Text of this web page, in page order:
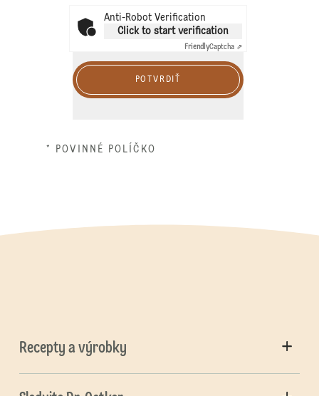
Anti-Robot Verification
Click to start verification
FriendlyCaptcha ⇗
POTVRDIŤ
* POVINNÉ POLÍČKO
Recepty a výrobky